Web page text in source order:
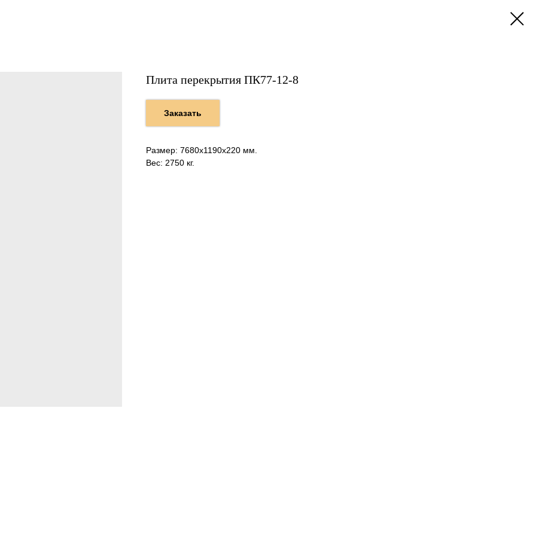
Плита перекрытия ПК77-12-8
Заказать
Размер: 7680х1190х220 мм.
Вес: 2750 кг.